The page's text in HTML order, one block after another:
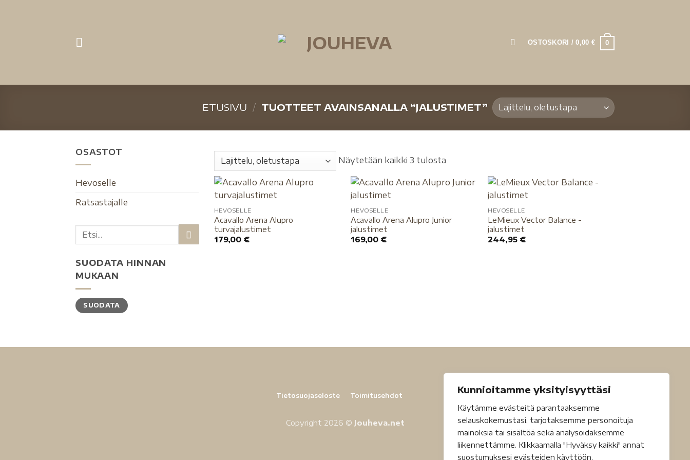
Kunnioitamme yksityisyyttäsi
Käytämme evästeitä parantaaksemme
selauskokemustasi, tarjotaksemme personoituja
mainoksia tai sisältöä sekä analysoidaksemme
liikennettämme. Klikkaamalla "Hyväksy kaikki" annat
suostumuksesi evästeiden käyttöön.
OSTOSKORI /0,00 € 0
ETUSIVU / TUOTTEET AVAINSANALLA “JALUSTIMET”
OSASTOT
Hevoselle
Ratsastajalle
SUODATA HINNAN
MUKAAN
SUODATA
Näytetään kaikki 3 tulosta
HEVOSELLE
Acavallo Arena Alupro
turvajalustimet
179,00 €
HEVOSELLE
Acavallo Arena Alupro Junior
jalustimet
169,00 €
HEVOSELLE
LeMieux Vector Balance -
jalustimet
244,95 €
Tietosuojaseloste Toimitusehdot
Copyright 2026 © Jouheva.net